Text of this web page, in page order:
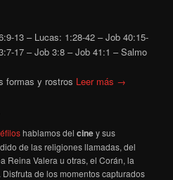
13 – Lucas: 1:28-42 – Job 40:15-
17 – Job 3:8 – Job 41:1 – Salmo
formas y rostros Leer más →
hablamos delciney sus
de las religiones llamadas, del
Reina Valera u otras, el Corán, la
Disfruta de los momentos capturados